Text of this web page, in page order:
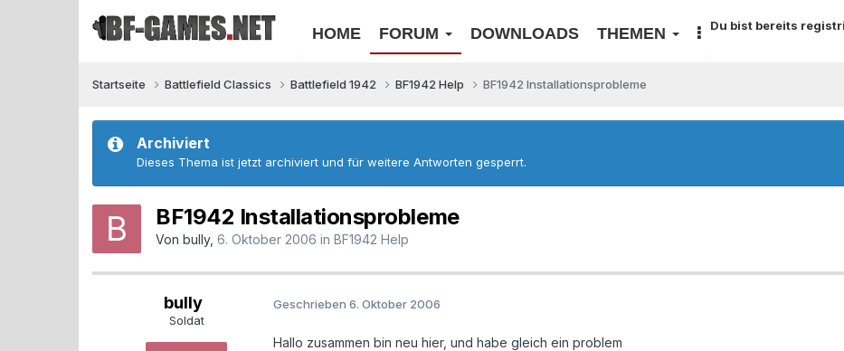
HOME FORUM DOWNLOADS THEMEN Du bist bereits
Startseite Battlefield Classics Battlefield 1942 BF1942 Help BF1942 Installationsprobleme
Archiviert
Dieses Thema ist jetzt archiviert und für weitere Antworten gesperrt.
BF1942 Installationsprobleme
Von bully, 6. Oktober 2006 in BF1942 Help
bully
Soldat
Geschrieben 6. Oktober 2006
Hallo zusammen bin neu hier, und habe gleich ein problem